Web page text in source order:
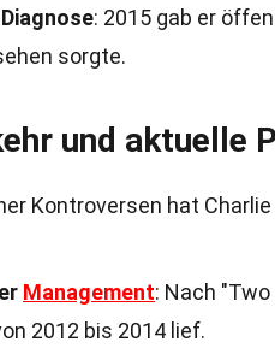
: 2015 gab er
sorgte.
und aktuelle
Kontroversen hat
Management: Nach
2012 bis 2014 lief.